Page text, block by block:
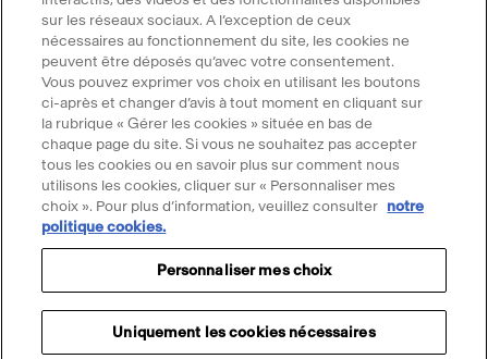
FAQ Billetterie
CGV
Règlement de visite
Suivre le Grand Palais
Accéder
contenu
Facebook
fenêtre
Accéder
au
contenu
Youtube
-
fenêtre
Accéder
au
contenu
Instagram
-
fenêtre
Accéder
au
contenu
Tik
tok
nouvelle
fenêtre
Accéder
au
contenu
Linkedin
-
fenêtre
Menu
@2025 - Tous droits réservés
Mentions légales
Données personnelles
Politique cookies
Gérer mes cookies
Accessibilité : partiellement conforme
Merci d'accepter les cookies pour
utiliser le chatbot Ask Mona
sur les réseaux sociaux. A l’exception de ceux
nécessaires au fonctionnement du site, les cookies ne
peuvent être déposés qu’avec votre consentement.
Vous pouvez exprimer vos choix en utilisant les boutons
ci-après et changer d’avis à tout moment en cliquant sur
la rubrique « Gérer les cookies » située en bas de
chaque page du site. Si vous ne souhaitez pas accepter
tous les cookies ou en savoir plus sur comment nous
utilisons les cookies, cliquer sur « Personnaliser mes
choix ». Pour plus d’information, veuillez consulter
notre
politique cookies.
Personnaliser mes choix
Uniquement les cookies nécessaires